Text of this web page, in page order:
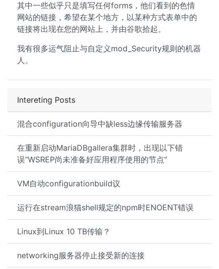
Intereting Posts
混合configuration向导中缺less边缘传输服务器
在重新启动MariaDBgallera集群时，出现以下错
误“WSREP尚未准备好应用程序使用的节点”
VM自动configurationbuild议
运行在stream浪猫shell规定的npm时ENOENT错误
Linux到Linux 10 TB传输？
networking服务器停止接受新的连接
其中一些似乎只是填写任何forms，他们看到的色情
网站的链接，希望在某个地方，以某种方式表单中的
链接将出现在您的网站上，并由谷歌拾起。
我有很多运气阻止与自定义mod_Security规则的机器
人。